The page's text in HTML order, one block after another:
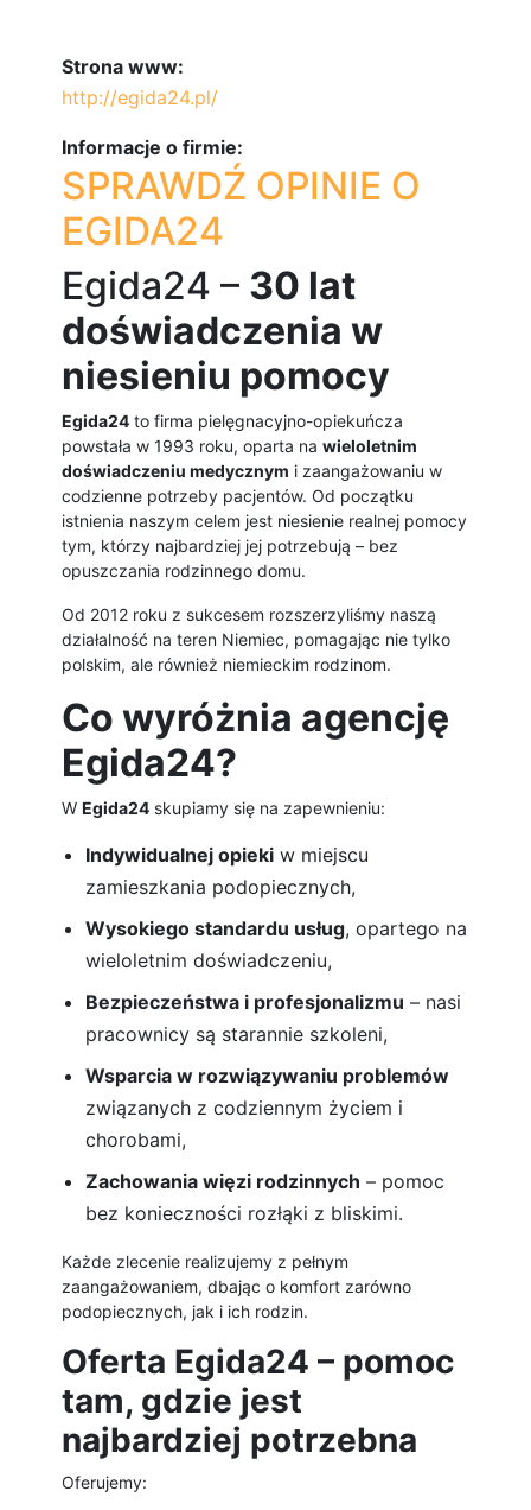
Strona www:
http://egida24.pl/
Informacje o firmie:
SPRAWDŹ OPINIE O
EGIDA24
Egida24 – 30 lat
doświadczenia w
niesieniu pomocy
Egida24 to firma pielęgnacyjno-opiekuńcza
powstała w 1993 roku, oparta na wieloletnim
doświadczeniu medycznym i zaangażowaniu w
codzienne potrzeby pacjentów. Od początku
istnienia naszym celem jest niesienie realnej pomocy
tym, którzy najbardziej jej potrzebują – bez
opuszczania rodzinnego domu.
Od 2012 roku z sukcesem rozszerzyliśmy naszą
działalność na teren Niemiec, pomagając nie tylko
polskim, ale również niemieckim rodzinom.
Co wyróżnia agencję
Egida24?
W Egida24 skupiamy się na zapewnieniu:
Indywidualnej opieki w miejscu
zamieszkania podopiecznych,
Wysokiego standardu usług, opartego na
wieloletnim doświadczeniu,
Bezpieczeństwa i profesjonalizmu – nasi
pracownicy są starannie szkoleni,
Wsparcia w rozwiązywaniu problemów
związanych z codziennym życiem i
chorobami,
Zachowania więzi rodzinnych – pomoc
bez konieczności rozłąki z bliskimi.
Każde zlecenie realizujemy z pełnym
zaangażowaniem, dbając o komfort zarówno
podopiecznych, jak i ich rodzin.
Oferta Egida24 – pomoc
tam, gdzie jest
najbardziej potrzebna
Oferujemy: